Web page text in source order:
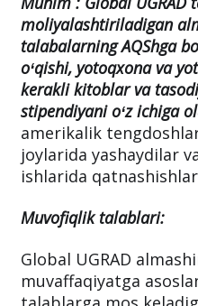
moliyalashtiriladigan
talabalarning AQShga
oʻqishi, yotoqxona va
kerakli kitoblar va
stipendiyani oʻz ichiga
amerikalik
joylarida yashaydilar
ishlarida
Muvofiqlik talablari:
Global UGRAD
muvaffaqiyatga